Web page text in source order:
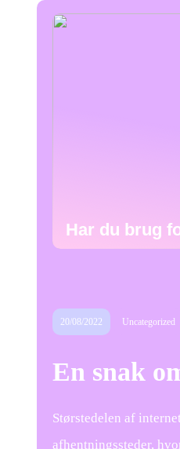
Har du brug
20/08/2022 Uncategorized
En snak
Størstedelen af
afhentningssteder,